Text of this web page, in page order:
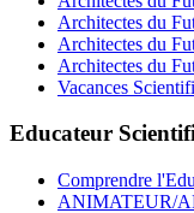
Architectes du
Architectes du
Architectes du
Vacances
Educateur
Comprendre
ANIMATEUR/